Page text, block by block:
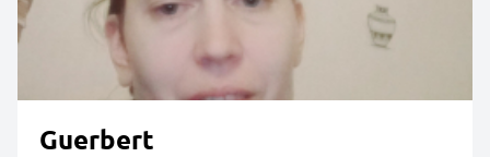
Guerbert